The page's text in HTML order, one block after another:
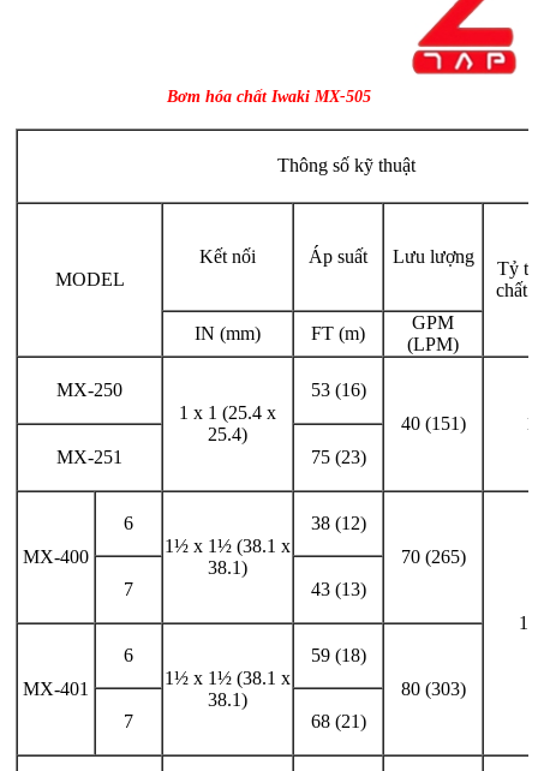
Bơm hóa chất Iwaki MX-505
Thông số kỹ thuật
MODEL
Kết nối Áp suất Lưu lượng
Tỷ
chất
IN (mm) FT (m)
GPM
(LPM)
MX-250
1 x 1 (25.4 x
25.4)
53 (16)
40 (151)
1
MX-251
75 (23)
MX-400
6
1½ x 1½ (38.1 x
38.1)
38 (12)
70 (265)
7 43 (13)
MX-401
6
1½ x 1½ (38.1 x
38.1)
59 (18)
80 (303)
7
68 (21)